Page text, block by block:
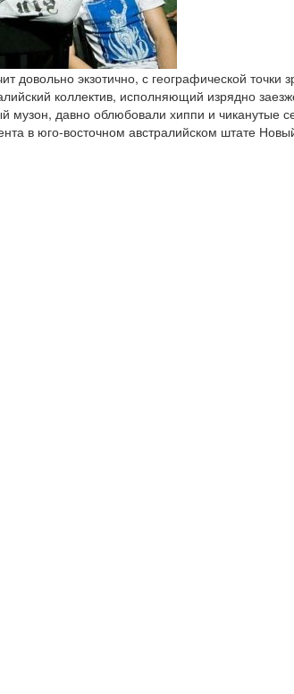
довольно экзотично, с географической
коллектив, исполняющий изрядно
музон, давно облюбовали хиппи и
в юго-восточном австралийском штате